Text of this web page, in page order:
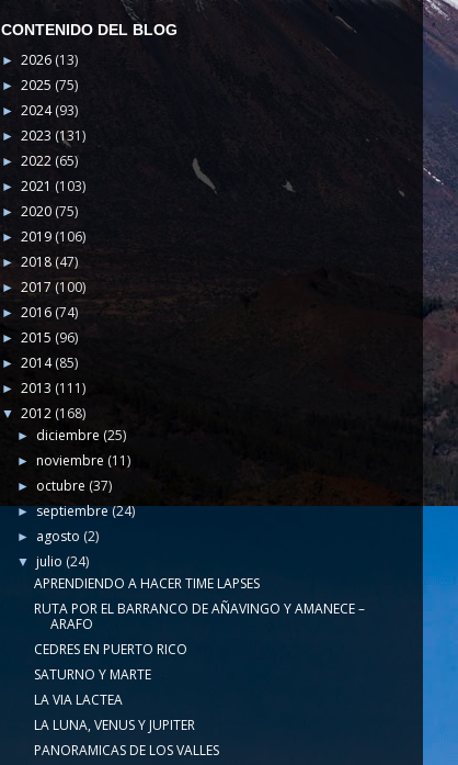
CONTENIDO DEL BLOG
► 2026(13)
► 2025 (75)
► 2024(93)
► 2023 (131)
► 2022 (65)
► 2021 (103)
► 2020 (75)
► 2019 (106)
► 2018 (47)
► 2017 (100)
► 2016 (74)
► 2015 (96)
► 2014(85)
► 2013 (111)
▼ 2012 (168)
► diciembre (25)
►noviembre(11)
►octubre (37)
► septiembre(24)
► agosto (2)
▼julio (24)
APRENDIENDO A HACER TIME LAPSES
RUTA POR EL BARRANCO DE AÑAVINGO Y AMANECE –
ARAFO
CEDRES EN PUERTO RICO
SATURNO Y MARTE
LA VIA LACTEA
LA LUNA, VENUS Y JUPITER
PANORAMICAS DE LOS VALLES